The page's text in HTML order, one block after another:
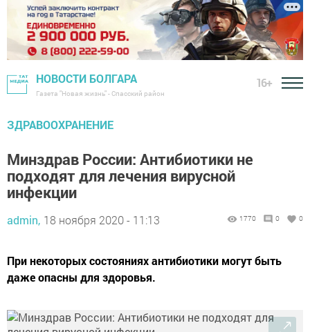
НОВОСТИ БОЛГАРА
Газета "Новая жизнь" - Спасский район
16+
ЗДРАВООХРАНЕНИЕ
Минздрав России: Антибиотики не
подходят для лечения вирусной
инфекции
admin, 18 ноября 2020 - 11:13 1770 0 0
При некоторых состояниях антибиотики могут быть
даже опасны для здоровья.